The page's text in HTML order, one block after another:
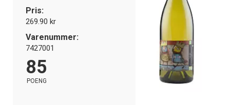
Pris:
269.90 kr
Varenummer:
7427001
85
POENG